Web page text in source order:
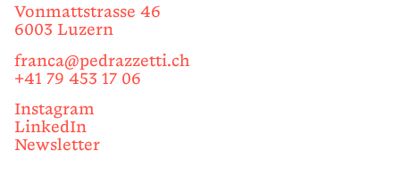
Vonmattstrasse 46
6003 Luzern
franca@pedrazzetti.ch
+41 79 453 17 06
Instagram
LinkedIn
Newsletter